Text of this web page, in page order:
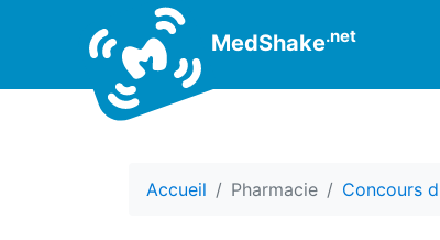
MedShake.net
Accueil Pharmacie Concours